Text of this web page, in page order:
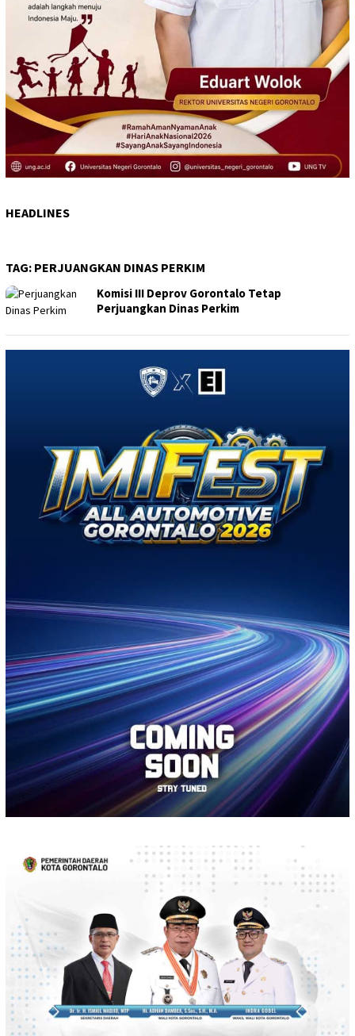
HEADLINES
TAG: PERJUANGKAN DINAS PERKIM
Komisi III Deprov Gorontalo Tetap
Perjuangkan Dinas Perkim